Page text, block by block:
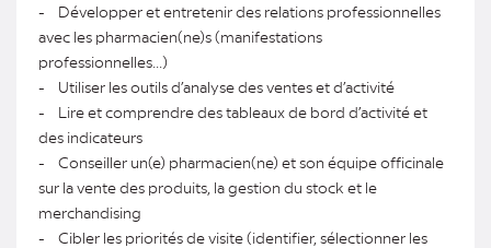
- Développer et entretenir des relations professionnelles
avec les pharmacien(ne)s (manifestations
professionnelles...)
- Utiliser les outils d’analyse des ventes et d’activité
- Lire et comprendre des tableaux de bord d’activité et
des indicateurs
- Conseiller un(e) pharmacien(ne) et son équipe officinale
sur la vente des produits, la gestion du stock et le
merchandising
- Cibler les priorités de visite (identifier, sélectionner les